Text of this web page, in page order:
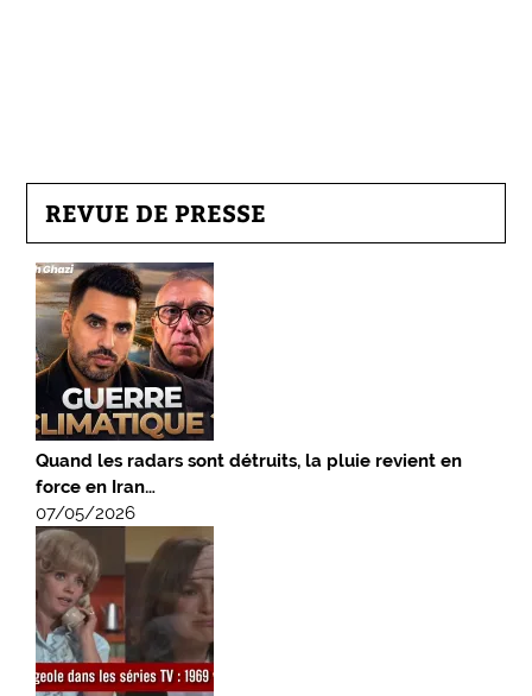
REVUE DE PRESSE
Quand les radars sont détruits, la pluie revient en
force en Iran…
07/05/2026